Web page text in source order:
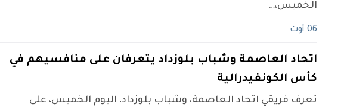
الخميس،…
06 أوت
اتحاد العاصمة وشباب بلوزداد يتعرفان على منافسيهم في
كأس الكونفيدرالية
تعرف فريقي اتحاد العاصمة، وشباب بلوزداد، اليوم الخميس، على